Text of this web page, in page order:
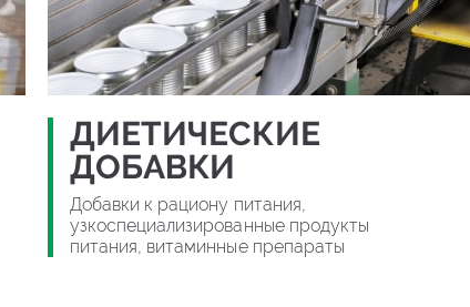
ДИЕТИЧЕСКИЕ
ДОБАВКИ
Добавки к рациону питания,
узкоспециализированные продукты
питания, витаминные препараты